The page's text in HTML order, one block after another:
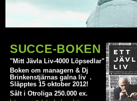
SUCCE-BOKEN
"Mitt Jävla Liv-4000 Löpsedlar"
Boken om managern & Dj
Brinkenstjärnas galna liv .
Släpptes 15 oktober 2012!
Sålt i Otroliga 250.000 ex.